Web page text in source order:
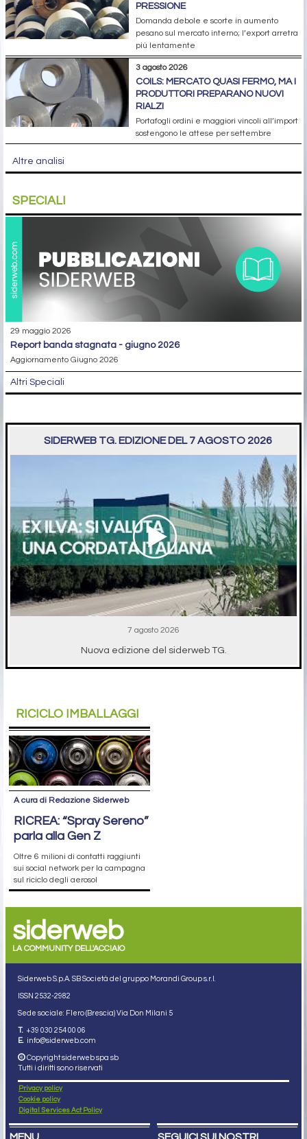
PRESSIONE
Domanda debole e scorte in aumento
pesano sul mercato interno; l’export arretra
più lentamente
3 agosto 2026
COILS: MERCATO QUASI FERMO, MA I
PRODUTTORI PREPARANO NUOVI
RIALZI
Portafogli ordini e maggiori vincoli all’import
sostengono le attese per settembre
Altre analisi
SPECIALI
29 maggio 2026
report banda stagnata - giugno 2026
Aggiornamento Giugno 2026
Altri Speciali
SIDERWEB TG. EDIZIONE DEL 7 AGOSTO 2026
7 agosto 2026
Nuova edizione del siderweb TG.
RICICLO IMBALLAGGI
A cura di Redazione Siderweb
RICREA: “Spray Sereno”
parla alla Gen Z
Oltre 6 milioni di contatti raggiunti
sui social network per la campagna
sul riciclo degli aerosol
siderweb
LA COMMUNITY DELL'ACCIAIO
Siderweb S.p.A. SB Società del gruppo Morandi Group s.r.l.
ISSN 2532-2982
Sede sociale: Flero (Brescia) Via Don Milani 5
T. +39 030 254 00 06
E. info@siderweb.com
Copyright siderweb spa sb
Tutti i diritti sono riservati
Privacy policy
Cookie policy
Digital Services Act Policy